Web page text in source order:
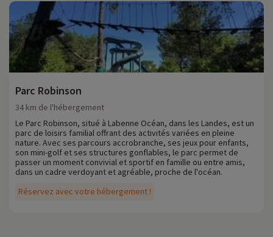
Parc Robinson
Réservez avec votre hébergement !
34 km de l'hébergement
Le Parc Robinson, situé à Labenne Océan, dans les Landes, est un
parc de loisirs familial offrant des activités variées en pleine
nature. Avec ses parcours accrobranche, ses jeux pour enfants,
son mini-golf et ses structures gonflables, le parc permet de
passer un moment convivial et sportif en famille ou entre amis,
dans un cadre verdoyant et agréable, proche de l'océan.